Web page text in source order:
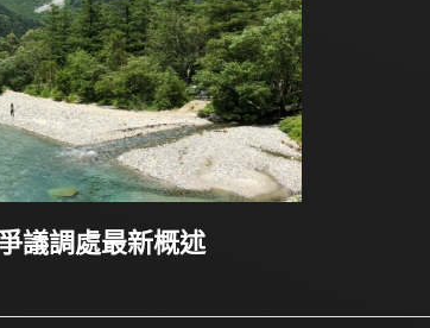
議調處最新概述